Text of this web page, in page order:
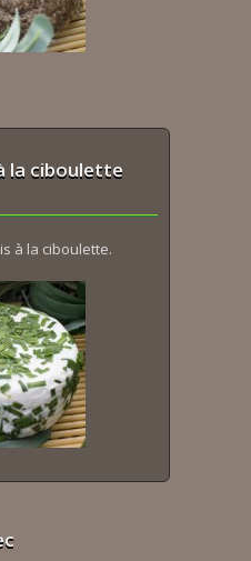
la ciboulette
à la ciboulette.